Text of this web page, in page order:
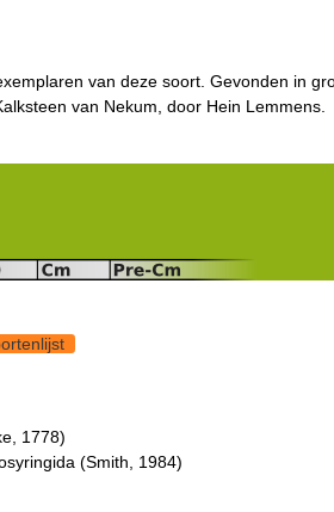
van deze soort. Gevonden in
van Nekum, door Hein Lemmens.
1778)
(Smith, 1984)